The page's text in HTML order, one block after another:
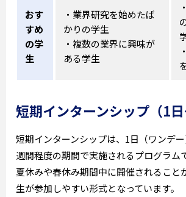
おす
すめ
の学
生
・業界研究を始めたば
かりの学生
・複数の業界に興味が
ある学生
短期インターンシップ（1日
短期インターンシップは、1日（ワンデ
週間程度の期間で実施されるプログラム
夏休みや春休み期間中に開催されること
生が参加しやすい形式となっています。